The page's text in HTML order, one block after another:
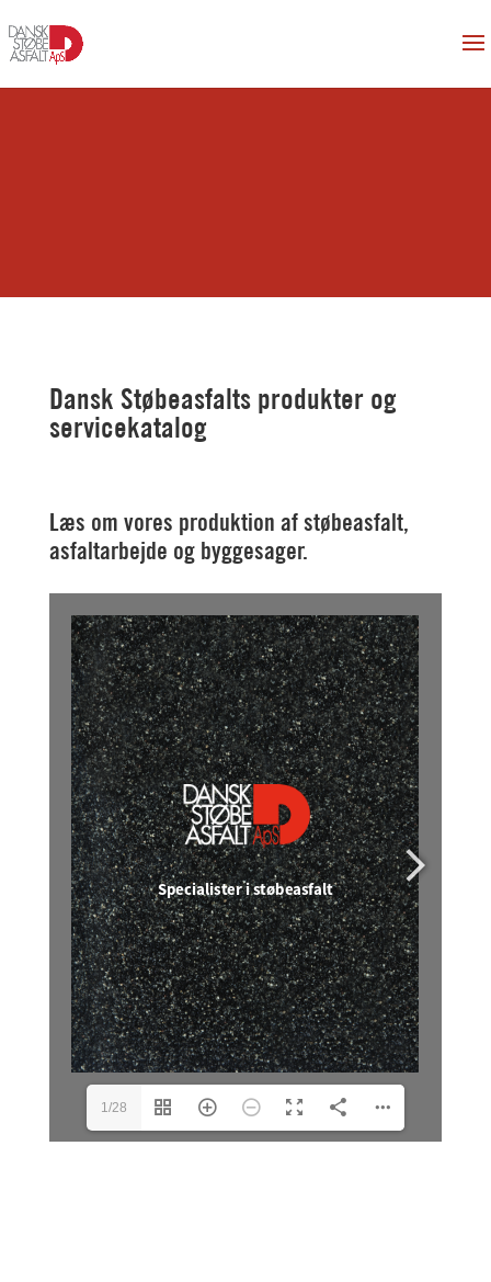
Dansk Støbeasfalts produkter og
servicekatalog
Læs om vores produktion af støbeasfalt,
asfaltarbejde og byggesager.
1/28